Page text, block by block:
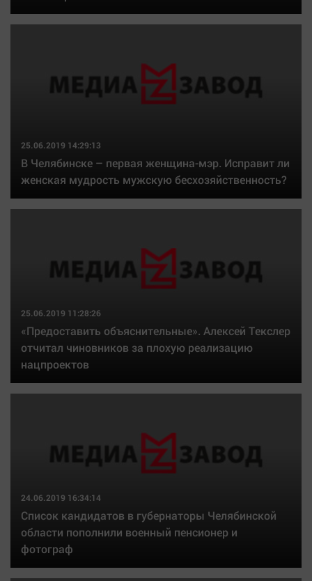
25.06.2019 14:29:13
В Челябинске – первая женщина-мэр. Исправит ли
женская мудрость мужскую бесхозяйственность?
25.06.2019 11:28:26
«Предоставить объяснительные». Алексей Текслер
отчитал чиновников за плохую реализацию
нацпроектов
24.06.2019 16:34:14
Список кандидатов в губернаторы Челябинской
области пополнили военный пенсионер и
фотограф